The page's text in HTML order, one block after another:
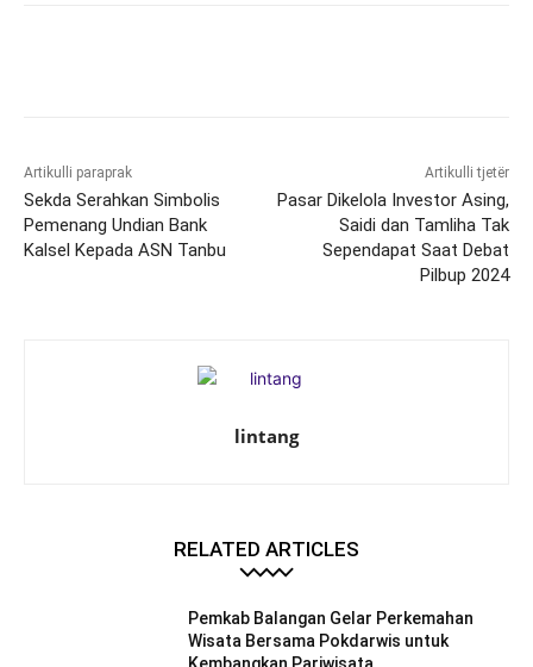
Artikulli paraprak
Sekda Serahkan Simbolis
Pemenang Undian Bank
Kalsel Kepada ASN Tanbu
Artikulli tjetër
Pasar Dikelola Investor Asing,
Saidi dan Tamliha Tak
Sependapat Saat Debat
Pilbup 2024
lintang
RELATED ARTICLES
Pemkab Balangan Gelar Perkemahan
Wisata Bersama Pokdarwis untuk
Kembangkan Pariwisata